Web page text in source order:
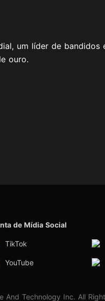
um líder de
ouro.
de Mídia Social
TikTok
YouTube
Technology Inc. All